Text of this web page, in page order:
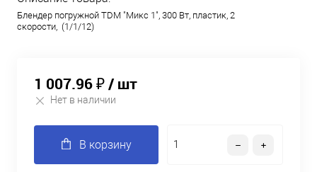
Блендер погружной TDM "Микс 1", 300 Вт, пластик, 2
скорости, (1/1/12)
1 007.96 ₽/ шт
Нет в наличии
В корзину